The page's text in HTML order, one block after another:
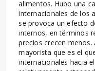
alimentos. Hubo una
internacionales de los
se provoca un efecto
internos, en términos
precios crecen
mayorista que es el
internacionales hacia